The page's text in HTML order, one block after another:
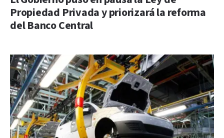
Propiedad Privada y priorizará la reforma
del Banco Central